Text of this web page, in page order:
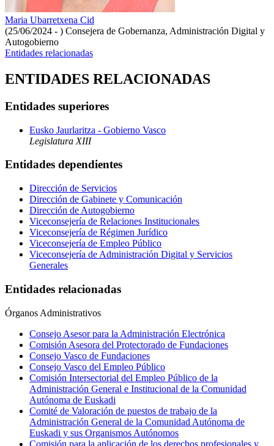
Maria Ubarretxena Cid
(25/06/2024 - ) Consejera de Gobernanza, Administración Digital y
Autogobierno
Entidades relacionadas
ENTIDADES RELACIONADAS
Entidades superiores
Eusko Jaurlaritza - Gobierno Vasco
Legislatura XIII
Entidades dependientes
Dirección de Servicios
Dirección de Gabinete y Comunicación
Dirección de Autogobierno
Viceconsejería de Relaciones Institucionales
Viceconsejería de Régimen Jurídico
Viceconsejería de Empleo Público
Viceconsejería de Administración Digital y Servicios
Generales
Entidades relacionadas
Órganos Administrativos
Consejo Asesor para la Administración Electrónica
Comisión Asesora del Protectorado de Fundaciones
Consejo Vasco de Fundaciones
Consejo Vasco del Empleo Público
Comisión Intersectorial del Empleo Público de la
Administración General e Institucional de la Comunidad
Autónoma de Euskadi
Comité de Valoración de puestos de trabajo de la
Administración General de la Comunidad Autónoma de
Euskadi y sus Organismos Autónomos
Comisión para la aplicación de los derechos profesionales y